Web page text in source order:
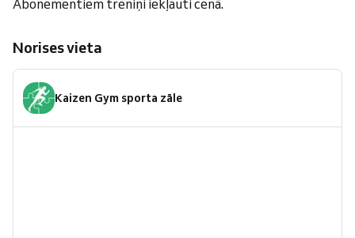
Abonementiem treniņi iekļauti cenā.
Norises vieta
Kaizen Gym sporta zāle